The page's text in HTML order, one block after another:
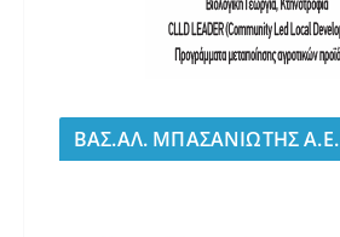
BΑΣ.ΑΛ. ΜΠΑΣΑΝΙΩΤΗΣ Α.Ε.